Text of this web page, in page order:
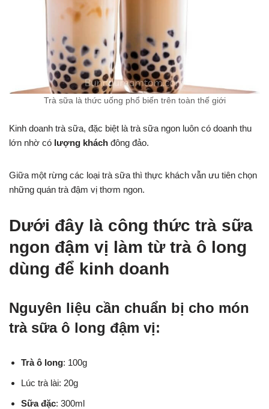
Trà sữa là thức uống phổ biến trên toàn thế giới
Kinh doanh trà sữa, đặc biệt là trà sữa ngon luôn có doanh thu
lớn nhờ có lượng khách đông đảo.
Giữa một rừng các loại trà sữa thì thực khách vẫn ưu tiên chọn
những quán trà đậm vị thơm ngon.
Dưới đây là công thức trà sữa
ngon đậm vị làm từ trà ô long
dùng để kinh doanh
Nguyên liệu cần chuẩn bị cho món
trà sữa ô long đậm vị:
Trà ô long: 100g
Lúc trà lài: 20g
Sữa đặc: 300ml